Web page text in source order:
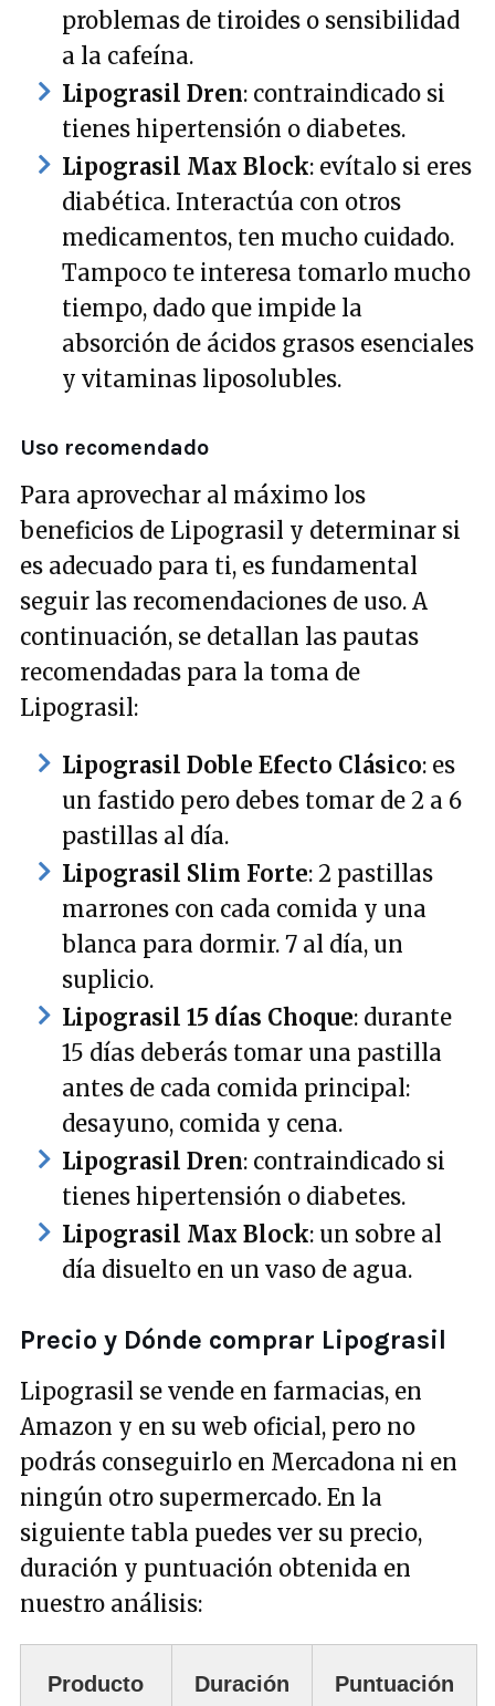
problemas de tiroides o sensibilidad
a la cafeína.
Lipograsil Dren: contraindicado si
tienes hipertensión o diabetes.
Lipograsil Max Block: evítalo si eres
diabética. Interactúa con otros
medicamentos, ten mucho cuidado.
Tampoco te interesa tomarlo mucho
tiempo, dado que impide la
absorción de ácidos grasos esenciales
y vitaminas liposolubles.
Uso recomendado
Para aprovechar al máximo los
beneficios de Lipograsil y determinar si
es adecuado para ti, es fundamental
seguir las recomendaciones de uso. A
continuación, se detallan las pautas
recomendadas para la toma de
Lipograsil:
Lipograsil Doble Efecto Clásico: es
un fastido pero debes tomar de 2 a 6
pastillas al día.
Lipograsil Slim Forte: 2 pastillas
marrones con cada comida y una
blanca para dormir. 7 al día, un
suplicio.
Lipograsil 15 días Choque: durante
15 días deberás tomar una pastilla
antes de cada comida principal:
desayuno, comida y cena.
Lipograsil Dren: contraindicado si
tienes hipertensión o diabetes.
Lipograsil Max Block: un sobre al
día disuelto en un vaso de agua.
Precio y Dónde comprar Lipograsil
Lipograsil se vende en farmacias, en
Amazon y en su web oficial, pero no
podrás conseguirlo en Mercadona ni en
ningún otro supermercado. En la
siguiente tabla puedes ver su precio,
duración y puntuación obtenida en
nuestro análisis:
Producto
Duración Puntuación